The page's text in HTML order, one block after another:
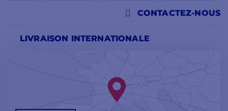
LIVRAISON INTERNATIONALE
CONTACTEZ-NOUS